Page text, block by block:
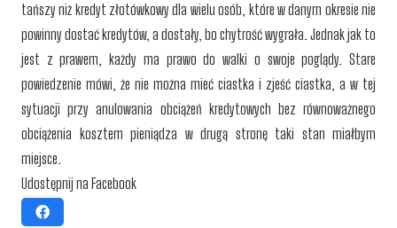
tańszy niż kredyt złotówkowy dla wielu osób, które w danym okresie nie
powinny dostać kredytów, a dostały, bo chytrość wygrała. Jednak jak to
jest z prawem, każdy ma prawo do walki o swoje poglądy. Stare
powiedzenie mówi, że nie można mieć ciastka i zjeść ciastka, a w tej
sytuacji przy anulowania obciążeń kredytowych bez równoważnego
obciążenia kosztem pieniądza w drugą stronę taki stan miałbym
miejsce.
Udostępnij na Facebook